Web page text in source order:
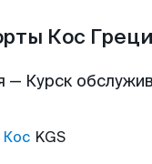
Кос
— Курск
Кос KGS